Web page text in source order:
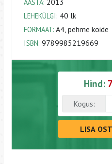
AASTA: 2013
LEHEKÜLGI: 40 lk
FORMAAT: A4, pehme köide
ISBN: 9789985219669
Hind:
Kogus:
LISA